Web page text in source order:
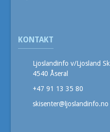
KONTAKT
Ljoslandinfo v/Ljosland
4540 Åseral
+47 91 13 35 80
skisenter@ljoslandinfo.no